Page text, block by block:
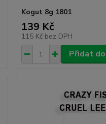
Kogut 8g 1801
139 Kč
115 Kč bez DPH
Přidat